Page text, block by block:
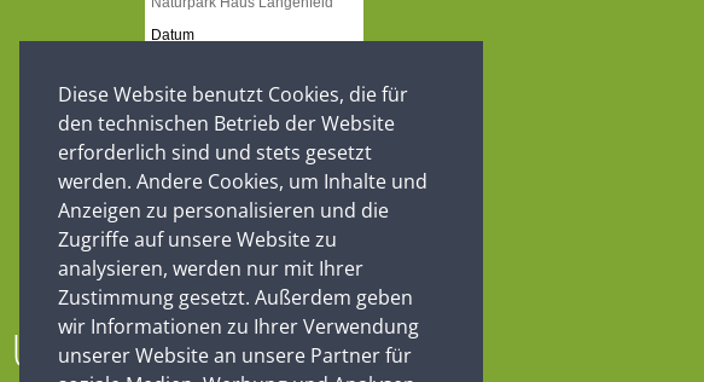
Diese Website benutzt Cookies, die für
den technischen Betrieb der Website
erforderlich sind und stets gesetzt
werden. Andere Cookies, um Inhalte und
Anzeigen zu personalisieren und die
Zugriffe auf unsere Website zu
analysieren, werden nur mit Ihrer
Zustimmung gesetzt. Außerdem geben
wir Informationen zu Ihrer Verwendung
unserer Website an unsere Partner für
Unsere Partner